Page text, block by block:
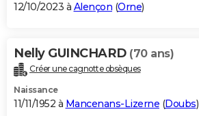
12/10/2023 à Alençon (Orne)
Nelly GUINCHARD (70 ans)
Créer une cagnotte obsèques
Naissance
11/11/1952 à Mancenans-Lizerne (Doubs)